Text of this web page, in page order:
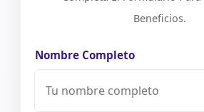
Beneficios.
Nombre Completo